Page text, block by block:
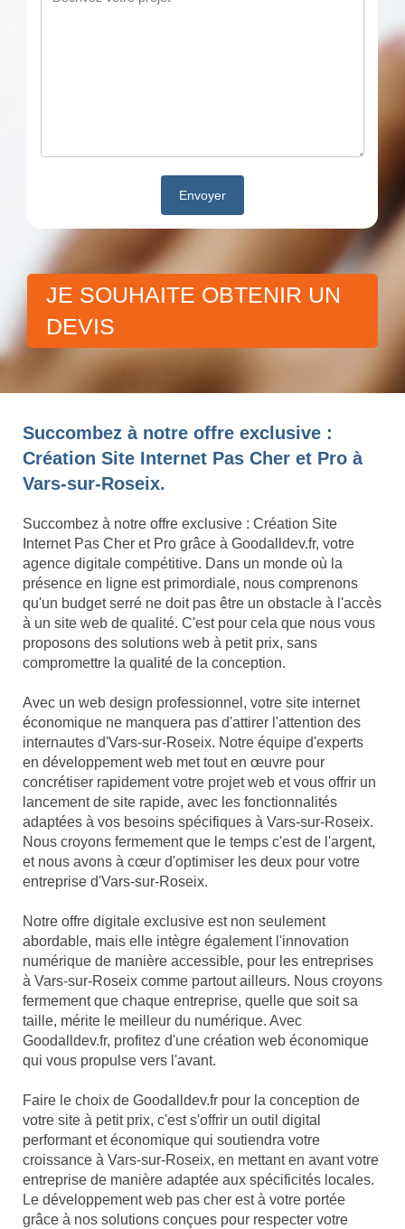
JE SOUHAITE OBTENIR UN
DEVIS
Succombez à notre offre exclusive :
Création Site Internet Pas Cher et Pro à
Vars-sur-Roseix.
Succombez à notre offre exclusive : Création Site
Internet Pas Cher et Pro grâce à Goodalldev.fr, votre
agence digitale compétitive. Dans un monde où la
présence en ligne est primordiale, nous comprenons
qu'un budget serré ne doit pas être un obstacle à l'accès
à un site web de qualité. C'est pour cela que nous vous
proposons des solutions web à petit prix, sans
compromettre la qualité de la conception.
Avec un web design professionnel, votre site internet
économique ne manquera pas d'attirer l'attention des
internautes d'Vars-sur-Roseix. Notre équipe d'experts
en développement web met tout en œuvre pour
concrétiser rapidement votre projet web et vous offrir un
lancement de site rapide, avec les fonctionnalités
adaptées à vos besoins spécifiques à Vars-sur-Roseix.
Nous croyons fermement que le temps c'est de l'argent,
et nous avons à cœur d'optimiser les deux pour votre
entreprise d'Vars-sur-Roseix.
Notre offre digitale exclusive est non seulement
abordable, mais elle intègre également l'innovation
numérique de manière accessible, pour les entreprises
à Vars-sur-Roseix comme partout ailleurs. Nous croyons
fermement que chaque entreprise, quelle que soit sa
taille, mérite le meilleur du numérique. Avec
Goodalldev.fr, profitez d'une création web économique
qui vous propulse vers l'avant.
Faire le choix de Goodalldev.fr pour la conception de
votre site à petit prix, c'est s'offrir un outil digital
performant et économique qui soutiendra votre
croissance à Vars-sur-Roseix, en mettant en avant votre
entreprise de manière adaptée aux spécificités locales.
Le développement web pas cher est à votre portée
grâce à nos solutions conçues pour respecter votre